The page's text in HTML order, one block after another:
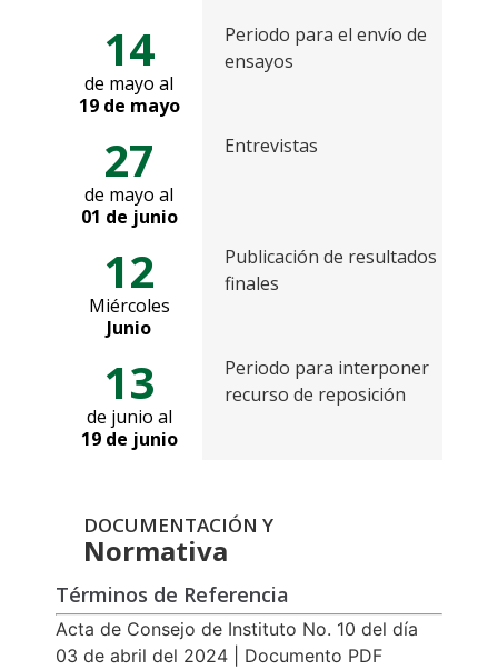
14
de mayo al
19 de mayo
Periodo para el envío de
ensayos
27
de mayo al
01 de junio
Entrevistas
12
Miércoles
Junio
Publicación de resultados
finales
13
de junio al
19 de junio
Periodo para interponer
recurso de reposición
DOCUMENTACIÓN Y
Normativa
Términos de Referencia
Acta de Consejo de Instituto No. 10 del día
03 de abril del 2024 | Documento PDF